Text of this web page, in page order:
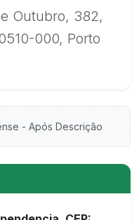
Outubro, 382,
000, Porto
- Após Descrição